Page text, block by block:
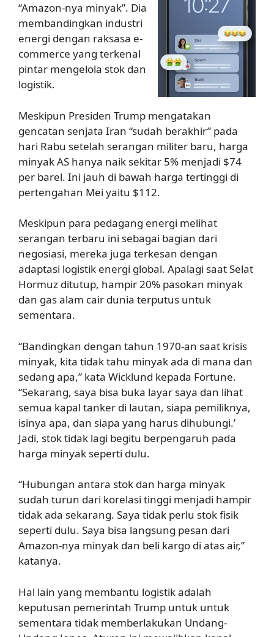
“Amazon-nya minyak”. Dia
membandingkan industri
energi dengan raksasa e-
commerce yang terkenal
pintar mengelola stok dan
logistik.
Meskipun Presiden Trump mengatakan
gencatan senjata Iran “sudah berakhir” pada
hari Rabu setelah serangan militer baru, harga
minyak AS hanya naik sekitar 5% menjadi $74
per barel. Ini jauh di bawah harga tertinggi di
pertengahan Mei yaitu $112.
Meskipun para pedagang energi melihat
serangan terbaru ini sebagai bagian dari
negosiasi, mereka juga terkesan dengan
adaptasi logistik energi global. Apalagi saat Selat
Hormuz ditutup, hampir 20% pasokan minyak
dan gas alam cair dunia terputus untuk
sementara.
“Bandingkan dengan tahun 1970-an saat krisis
minyak, kita tidak tahu minyak ada di mana dan
sedang apa,” kata Wicklund kepada Fortune.
“Sekarang, saya bisa buka layar saya dan lihat
semua kapal tanker di lautan, siapa pemiliknya,
isinya apa, dan siapa yang harus dihubungi.’
Jadi, stok tidak lagi begitu berpengaruh pada
harga minyak seperti dulu.
“Hubungan antara stok dan harga minyak
sudah turun dari korelasi tinggi menjadi hampir
tidak ada sekarang. Saya tidak perlu stok fisik
seperti dulu. Saya bisa langsung pesan dari
Amazon-nya minyak dan beli kargo di atas air,”
katanya.
Hal lain yang membantu logistik adalah
keputusan pemerintah Trump untuk untuk
sementara tidak memberlakukan Undang-